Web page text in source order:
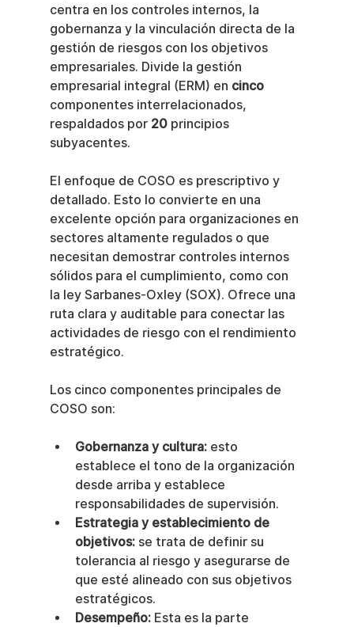
centra en los controles internos, la
gobernanza y la vinculación directa de la
gestión de riesgos con los objetivos
empresariales. Divide la gestión
empresarial integral (ERM) en cinco
componentes interrelacionados,
respaldados por 20 principios
subyacentes.
El enfoque de COSO es prescriptivo y
detallado. Esto lo convierte en una
excelente opción para organizaciones en
sectores altamente regulados o que
necesitan demostrar controles internos
sólidos para el cumplimiento, como con
la ley Sarbanes-Oxley (SOX). Ofrece una
ruta clara y auditable para conectar las
actividades de riesgo con el rendimiento
estratégico.
Los cinco componentes principales de
COSO son:
Gobernanza y cultura: esto
establece el tono de la organización
desde arriba y establece
responsabilidades de supervisión.
Estrategia y establecimiento de
objetivos: se trata de definir su
tolerancia al riesgo y asegurarse de
que esté alineado con sus objetivos
estratégicos.
Desempeño: Esta es la parte